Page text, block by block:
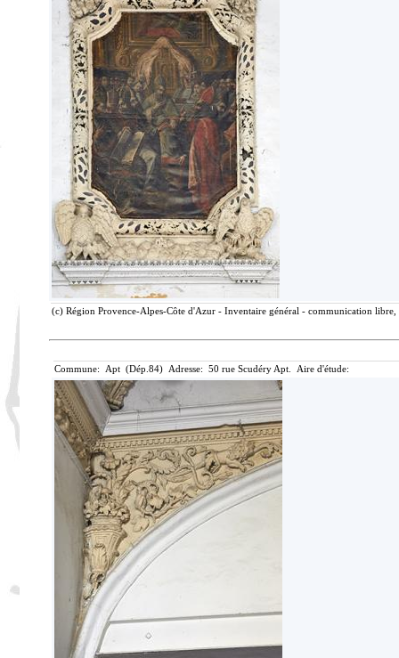
(c) Région Provence-Alpes-Côte d'Azur - Inventaire général - communication
Commune: Apt (Dép.84) Adresse: 50 rue Scudéry Apt. Aire d'étude: